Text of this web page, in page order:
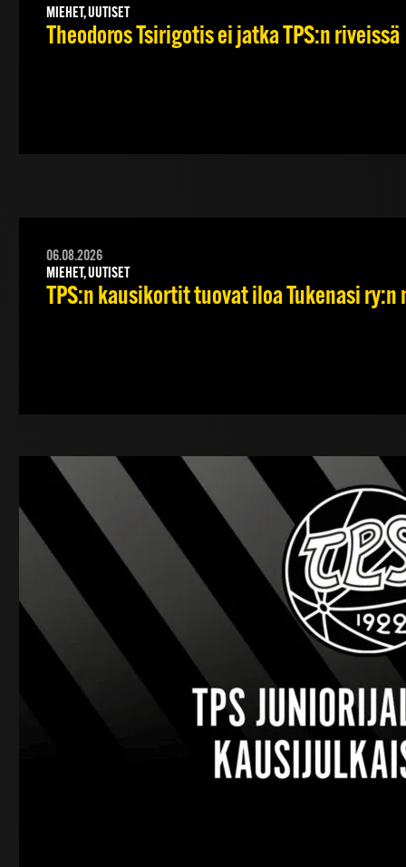
MIEHET, UUTISET
Theodoros Tsirigotis ei jatka TPS:n riveissä
06.08.2026
MIEHET, UUTISET
TPS:n kausikortit tuovat iloa Tukenasi